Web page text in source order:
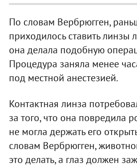
По словам Вербрюгген,
приходилось ставить линзы
она делала подобную
Процедура заняла менее
под местной анестезией.
Контактная линза
за того, что она повредила
не могла держать его
словам Вербрюгген,
это делать, а глаз должен